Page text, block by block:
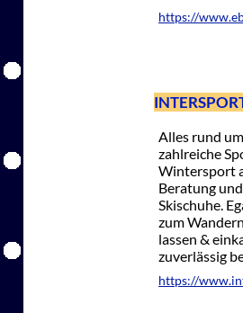
https://
Alles rund
zahlreiche
Wintersport
Beratung
Skischuhe.
zum
lassen &
zuverlässig
https://